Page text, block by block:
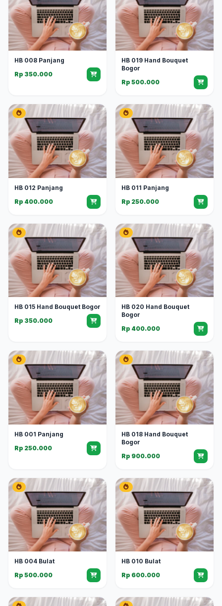
HB 008 Panjang
Rp 350.000
HB 019 Hand Bouquet
Bogor
Rp 500.000
HB 012 Panjang
Rp 400.000
HB 011 Panjang
Rp 250.000
HB 015 Hand Bouquet Bogor
Rp 350.000
HB 020 Hand Bouquet
Bogor
Rp 400.000
HB 001 Panjang
Rp 250.000
HB 018 Hand Bouquet
Bogor
Rp 900.000
HB 004 Bulat
Rp 500.000
HB 010 Bulat
Rp 600.000